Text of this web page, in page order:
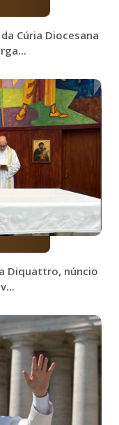
Cúria Diocesana
Diquattro, núncio